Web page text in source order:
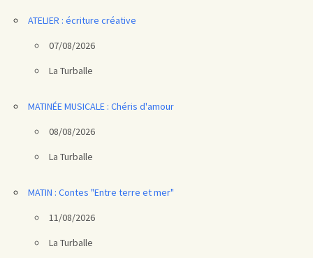
ATELIER : écriture créative
07/08/2026
La Turballe
MATINÉE MUSICALE : Chéris d'amour
08/08/2026
La Turballe
MATIN : Contes "Entre terre et mer"
11/08/2026
La Turballe